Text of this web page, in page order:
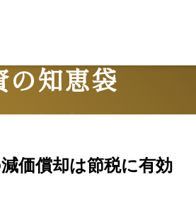
の知恵袋
価償却は節税に有効